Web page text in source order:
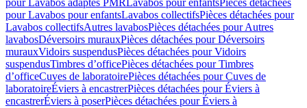
pour Lavabos adaptés PMRLavabos pour enfantsPièces détachées
pour Lavabos pour enfantsLavabos collectifsPièces détachées pour
Lavabos collectifsAutres lavabosPièces détachées pour Autres
lavabosDéversoirs murauxPièces détachées pour Déversoirs
murauxVidoirs suspendusPièces détachées pour Vidoirs
suspendusTimbres dʼofficePièces détachées pour Timbres
dʼofficeCuves de laboratoirePièces détachées pour Cuves de
laboratoireÉviers à encastrerPièces détachées pour Éviers à
encastrerÉviers à poserPièces détachées pour Éviers à